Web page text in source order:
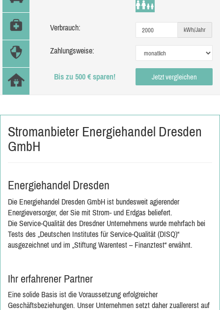
Verbrauch: kWh/Jahr
Zahlungsweise:
Bis zu 500 € sparen! Jetzt vergleichen
Stromanbieter Energiehandel Dresden
GmbH
Energiehandel Dresden
Die Energiehandel Dresden GmbH ist bundesweit agierender
Energieversorger, der Sie mit Strom- und Erdgas beliefert.
Die Service-Qualität des Dresdner Unternehmens wurde mehrfach bei
Tests des „Deutschen Institutes für Service-Qualität (DISQ)“
ausgezeichnet und im „Stiftung Warentest – Finanztest“ erwähnt.
Ihr erfahrener Partner
Eine solide Basis ist die Voraussetzung erfolgreicher
Geschäftsbeziehungen. Unser Unternehmen setzt daher zuallererst auf